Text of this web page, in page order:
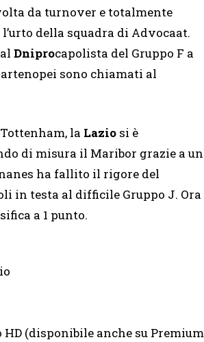
da turnover e totalmente
della squadra di Advocaat.
Dniprocapolista del Gruppo F a
sono chiamati al
la Lazio si è
di misura il Maribor grazie a un
ha fallito il rigore del
in testa al difficile Gruppo J. Ora
a 1 punto.
(disponibile anche su Premium